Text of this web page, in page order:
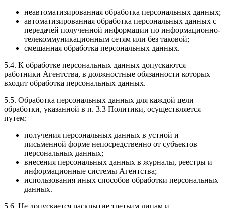
неавтоматизированная обработка персональных данных;
автоматизированная обработка персональных данных с
передачей полученной информации по информационно-
телекоммуникационным сетям или без таковой;
смешанная обработка персональных данных.
5.4. К обработке персональных данных допускаются
работники Агентства, в должностные обязанности которых
входит обработка персональных данных.
5.5. Обработка персональных данных для каждой цели
обработки, указанной в п. 3.3 Политики, осуществляется
путем:
получения персональных данных в устной и
письменной форме непосредственно от субъектов
персональных данных;
внесения персональных данных в журналы, реестры и
информационные системы Агентства;
использования иных способов обработки персональных
данных.
5.6. Не допускается раскрытие третьим лицам и